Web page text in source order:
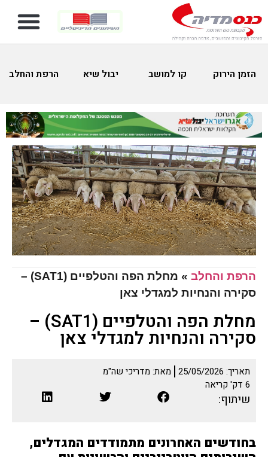
הזמן הירוק קו למושב יבול שיא הרפת והחלב
הרפת והחלב »
מחלת הפה והטלפיים (SAT1) –
סקירה והנחיות למגדלי צאן
מחלת הפה והטלפיים (SAT1) –
סקירה והנחיות למגדלי צאן
תאריך: 25/05/2026 מאת: מדריכי שה"מ
6 דק' קריאה
שיתוף:
בחודשים האחרונים מתמודדים המגדלים,